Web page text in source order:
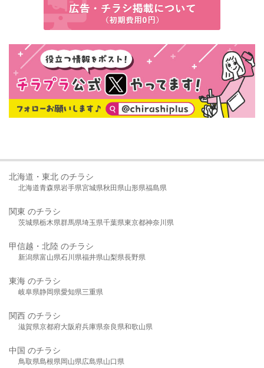
北海道・東北 のチラシ
北海道青森県岩手県宮城県秋田県山形県福島県
関東 のチラシ
茨城県栃木県群馬県埼玉県千葉県東京都神奈川県
甲信越・北陸 のチラシ
新潟県富山県石川県福井県山梨県長野県
東海 のチラシ
岐阜県静岡県愛知県三重県
関西 のチラシ
滋賀県京都府大阪府兵庫県奈良県和歌山県
中国 のチラシ
鳥取県島根県岡山県広島県山口県